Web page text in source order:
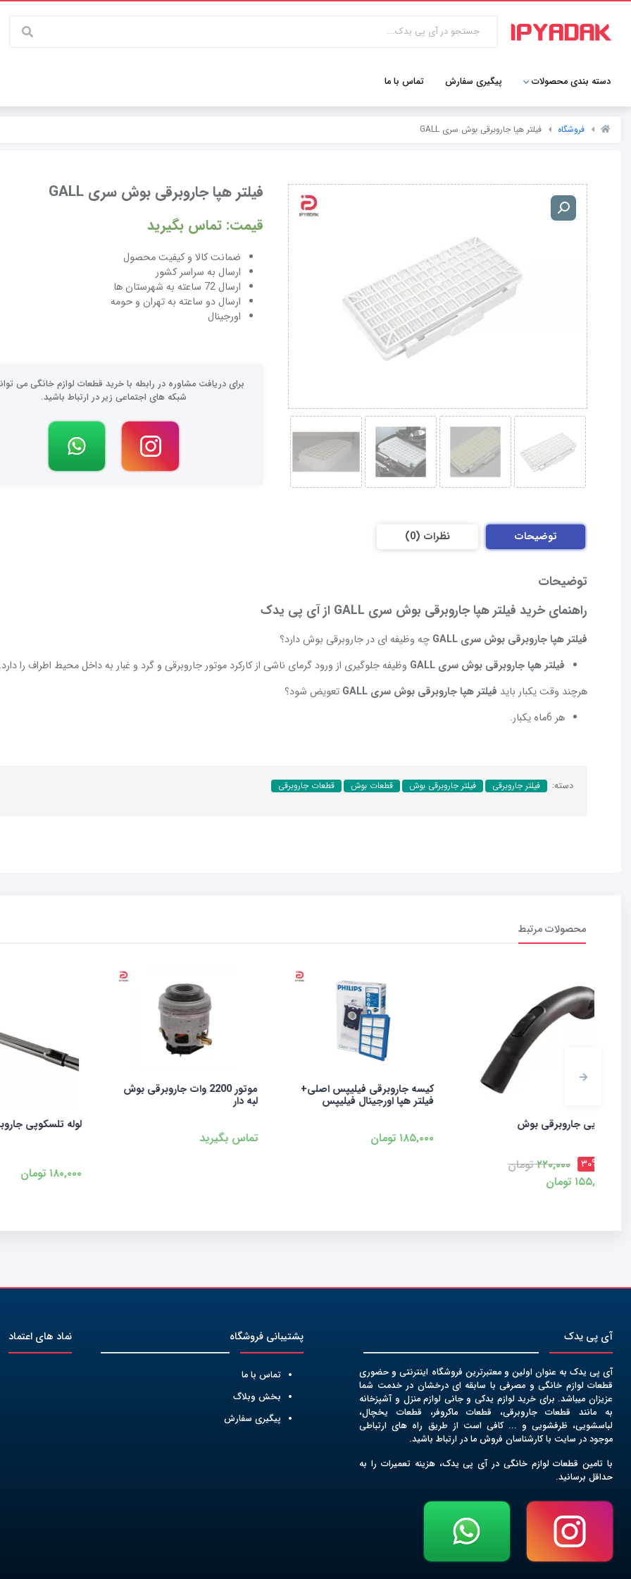
دسته بندی محصولات پیگیری سفارش تماس با ما
فروشگاه فیلتر هپا جاروبرقی بوش سری GALL
فیلتر هپا جاروبرقی بوش سری GALL
قیمت: تماس بگیرید
ضمانت کالا و کیفیت محصول
ارسال به سراسر کشور
ارسال 72 ساعته به شهرستان ها
ارسال دو ساعته به تهران و حومه
اورجینال
برای دریافت مشاوره در رابطه با خرید قطعات لوازم خانگی می
شبکه های اجتماعی زیر در ارتباط باشید.
توضیحات نظرات (0)
توضیحات
راهنمای خرید فیلتر هپا جاروبرقی بوش سری GALL از آی پی یدک
فیلتر هپا جاروبرقی بوش سری GALL
چه وظیفه ای در جاروبرقی بوش دارد؟
فیلتر هپا جاروبرقی بوش سری GALL
وظیفه جلوگیری از ورود گرمای ناشی از کارکرد موتور جاروبرقی و گرد و غبار به داخل محیط اطراف را دارد.
هرچند وقت یکبار باید فیلتر هپا جاروبرقی بوش سری GALL
تعویض شود؟
هر 6ماه یکبار.
دسته: فیلتر جاروبرقی فیلتر جاروبرقی بوش قطعات بوش قطعات جاروبرقی
محصولات مرتبط
کیسه جاروبرقی فیلیپس اصلی+ موتور 2200 وات جاروبرقی بوش
لبه دار
تماس بگیرید
آی پی یدک
آی پی یدک به عنوان اولین و معتبرترین فروشگاه اینترنتی و حضوری
قطعات لوازم خانگی و مصرفی با سابقه ای درخشان در خدمت شما
عزیزان میباشد. برای خرید لوازم یدکی و جانی لوازم منزل و آشپزخانه
به مانند قطعات جاروبرقی، قطعات ماکروفر، قطعات یخچال،
لباسشویی، ظرفشویی و ... کافی است از طریق راه های ارتباطی
موجود در سایت با کارشناسان فروش ما در ارتباط باشید.
با تامین قطعات لوازم خانگی در آی پی یدک، هزینه تعمیرات را به
حداقل برسانید.
پشتیبانی فروشگاه
تماس با ما
بخش وبلاگ
پیگیری سفارش
نماد های اعتماد